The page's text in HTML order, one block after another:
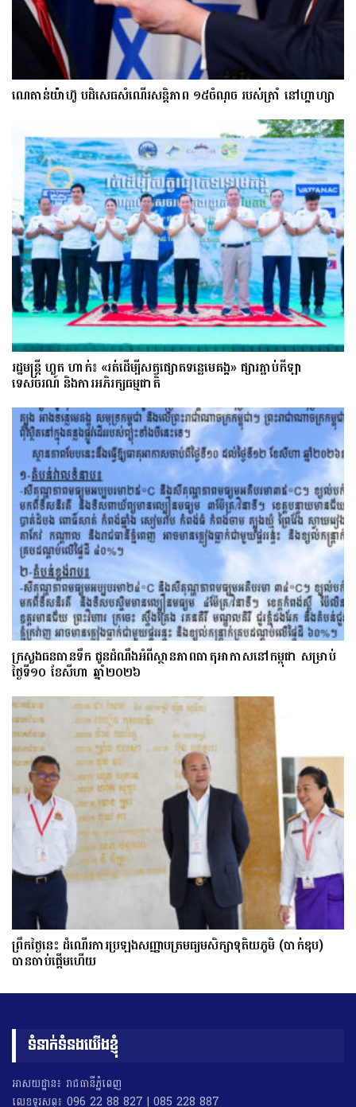
ណេតាន់យ៉ាហ៊ូ បដិសេធសំណើរសន្តិភាព ១៥ចំណុច របស់ត្រាំ នៅហ្គាហ្សា
រដ្ឋមន្ត្រី ហួត ហាក់៖ «រត់ដើម្បីសត្វផ្សោតទន្លេមេគង្គ» ផ្សារភ្ជាប់កីឡា
ទេសចរណ៍ និងការអភិរក្សធម្មជាតិ
ក្រសួងធនធានទឹក ជូនដំណឹងអំពីស្ថានភាពធាតុអាកាសនៅកម្ពុជា សម្រាប់
ថ្ងៃទី១០ ខែសីហា ឆ្នាំ២០២៦
ព្រឹកថ្ងៃនេះ ដំណើរការប្រឡងសញ្ញាបត្រមធ្យមសិក្សាទុតិយភូមិ (បាក់ឌុប)
បានចាប់ផ្តើមហើយ
ទំនាក់ទំនងយើងខ្ញុំ
អាសយដ្ឋាន៖ រាជធានីភ្នំពេញ
លេខទូរសព្ទ៖ 096 22 88 827 | 085 228 887